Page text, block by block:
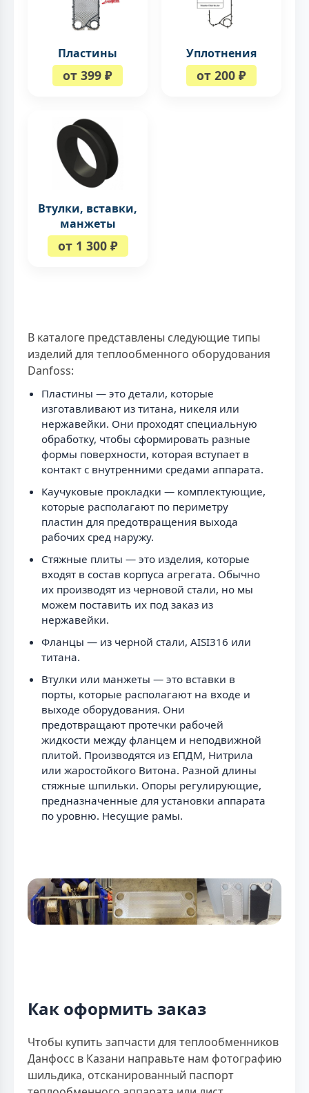
Пластины
от 399 ₽
Уплотнения
от 200 ₽
Втулки, вставки,
манжеты
от 1 300 ₽
В каталоге представлены следующие типы
изделий для теплообменного оборудования
Danfoss:
Пластины — это детали, которые
изготавливают из титана, никеля или
нержавейки. Они проходят специальную
обработку, чтобы сформировать разные
формы поверхности, которая вступает в
контакт с внутренними средами аппарата.
Каучуковые прокладки — комплектующие,
которые располагают по периметру
пластин для предотвращения выхода
рабочих сред наружу.
Стяжные плиты — это изделия, которые
входят в состав корпуса агрегата. Обычно
их производят из черновой стали, но мы
можем поставить их под заказ из
нержавейки.
Фланцы — из черной стали, AISI316 или
титана.
Втулки или манжеты — это вставки в
порты, которые располагают на входе и
выходе оборудования. Они
предотвращают протечки рабочей
жидкости между фланцем и неподвижной
плитой. Производятся из ЕПДМ, Нитрила
или жаростойкого Витона. Разной длины
стяжные шпильки. Опоры регулирующие,
предназначенные для установки аппарата
по уровню. Несущие рамы.
Как оформить заказ
Чтобы купить запчасти для теплообменников
Данфосс в Казани направьте нам фотографию
шильдика, отсканированный паспорт